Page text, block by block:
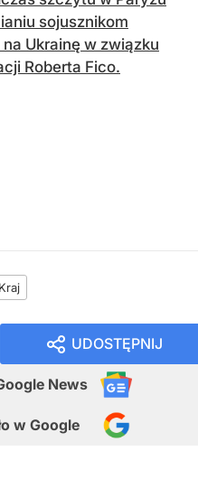
sojusznikom
Ukrainę w związku
Roberta Fico.
Kraj
UDOSTĘPNIJ
News
w Google